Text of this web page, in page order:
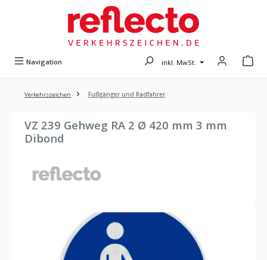
Navigation inkl. MwSt.
Verkehrszeichen Fußgänger und Radfahrer
VZ 239 Gehweg RA 2 Ø 420 mm 3 mm
Dibond
Bildergalerie überspringen